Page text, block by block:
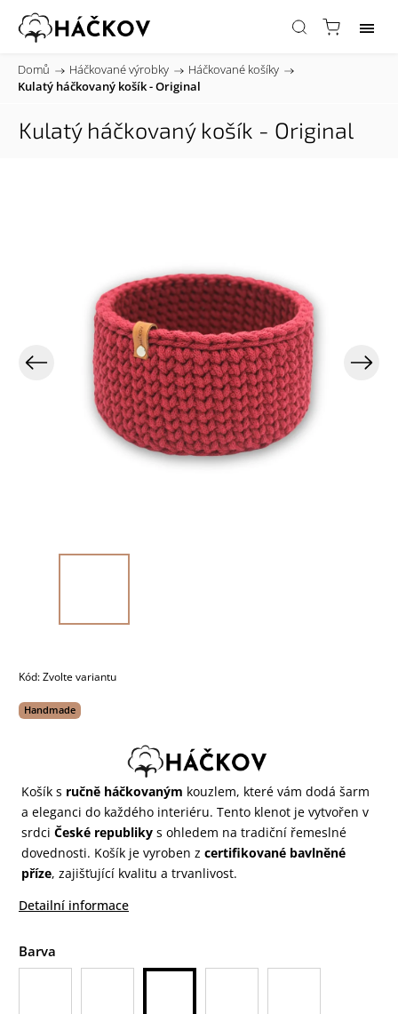
Domů / Háčkované výrobky / Háčkované košíky /
Kulatý háčkovaný košík - Original
Kulatý háčkovaný košík - Original
Kód:Zvolte variantu
Handmade
Košík s ručně háčkovaným kouzlem, které vám dodá šarm
a eleganci do každého interiéru. Tento klenot je vytvořen v
srdci České republiky s ohledem na tradiční řemeslné
dovednosti. Košík je vyroben z certifikované bavlněné
příze, zajišťující kvalitu a trvanlivost.
Detailní informace
Barva